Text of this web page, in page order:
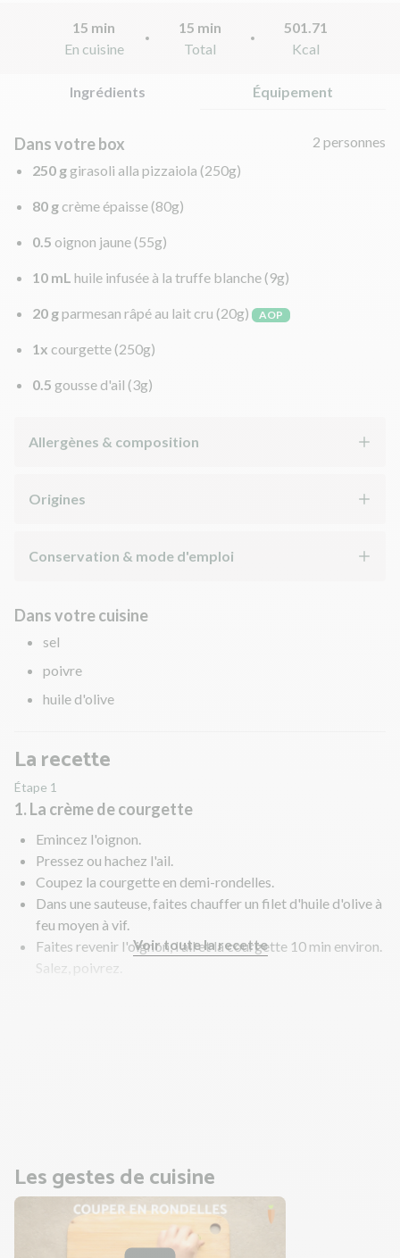
15 min
En cuisine
15 min
Total
501.71
Kcal
Ingrédients Équipement
Dans votre box
2 personnes
250 g girasoli alla pizzaiola (250g)
80 g crème épaisse (80g)
0.5 oignon jaune (55g)
10 mL huile infusée à la truffe blanche (9g)
20 gparmesan râpé au lait cru (20g) AOP
1x courgette (250g)
0.5 gousse d'ail (3g)
Allergènes & composition
Origines
Conservation & mode d'emploi
Dans votre cuisine
sel
poivre
huile d'olive
La recette
Étape 1
1. La crème de courgette
Emincez l'oignon.
Pressez ou hachez l'ail.
Coupez la courgette en demi-rondelles.
Dans une sauteuse, faites chauffer un filet d'huile d'olive à
feu moyen à vif.
Faites revenir l'oignon, l'ail et la courgette 10 min environ.
Salez, poivrez.
Voir toute la recette
Les gestes de cuisine